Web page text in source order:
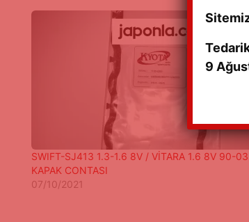
SWIFT-SJ413 1.3-1.6 8V / VİTARA 1.6 8V 90-
KAPAK CONTASI
07/10/2021
9